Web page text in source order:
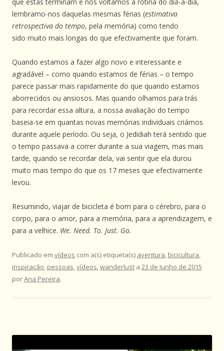
lembramo-nos daquelas mesmas férias (estimativa
retrospectiva do tempo, pela memória) como tendo
sido muito mais longas do que efectivamente que foram.
Quando estamos a fazer algo novo e interessante e
agradável – como quando estamos de férias – o tempo
parece passar mais rapidamente do que quando estamos
aborrecidos ou ansiosos. Mas quando olhamos para trás
para recordar essa altura, a nossa avaliação do tempo
baseia-se em quantas novas memórias individuais criámos
durante aquele período. Ou seja, o Jedidiah terá sentido que
o tempo passava a correr durante a sua viagem, mas mais
tarde, quando se recordar dela, vai sentir que ela durou
muito mais tempo do que os 17 meses que efectivamente
levou.
Resumindo, viajar de bicicleta é bom para o cérebro, para o
corpo, para o amor, para a memória, para a aprendizagem, e
para a velhice. We. Need. To. Just. Go.
Publicado em vídeos com a(s) etiqueta(s) aventura, bicicultura,
inspiração, pessoas,vídeos,wanderlust a 23 de Junho de 2015
porAna Pereira.